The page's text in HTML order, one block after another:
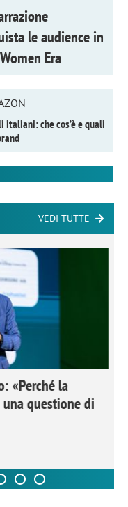
le audience in
Era
italiani: che cos’è e quali
VEDI TUTTE
«Perché la
questione di